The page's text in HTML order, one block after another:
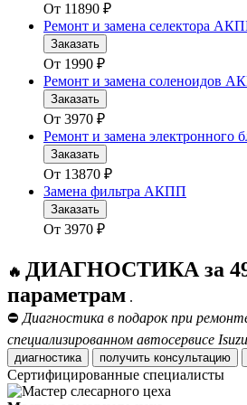
От 11890 ₽
Ремонт и замена селектора
Заказать
От 1990 ₽
Ремонт и замена соленоидов
Заказать
От 3970 ₽
Ремонт и замена электронного
Заказать
От 13870 ₽
Замена фильтра АКПП
Заказать
От 3970 ₽
🔥 ДИАГНОСТИКА за
параметрам .
⛔ Диагностика в подарок при
специализированном автосервисе Isuzu
диагностика получить консультацию
Сертифицированные специалисты